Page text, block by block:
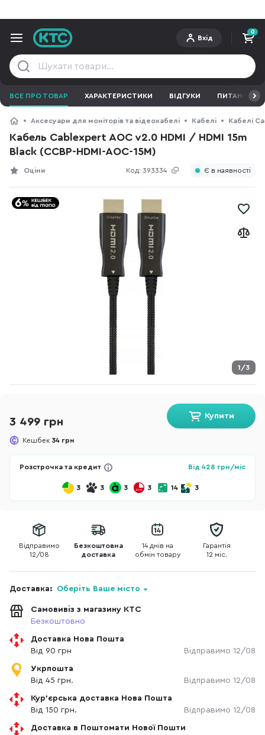
Вхід
0
ВСЕ ПРО ТОВАР ХАРАКТЕРИСТИКИ ВІДГУКИ ПИТАННЯ ТА
Аксесуари для моніторів та відеокабелі Кабелі Кабелі
Кабель Cablexpert AOC v2.0 HDMI / HDMI 15m
Black (CCBP-HDMI-AOC-15M)
Код: 393334
Оціни Є в наявності
1/3
3 499 грн
Кешбек 34 грн
Купити
Розстрочка та кредит Від 428 грн/міс
3 3 3 3 14 3
Відправимо
12/08
Безкоштовна
доставка
14 днів на
обмін товару
Гарантія
12 міс.
Доставка: Оберіть Ваше місто
Самовивіз з магазину КТС
Безкоштовно
Доставка Нова Пошта
Від 90 грн
Відправимо 12/08
Укрпошта
Від 45 грн.
Відправимо 12/08
Кур'єрська доставка Нова Пошта
Від 150 грн.
Відправимо 12/08
Доставка в Поштомати Нової Пошти